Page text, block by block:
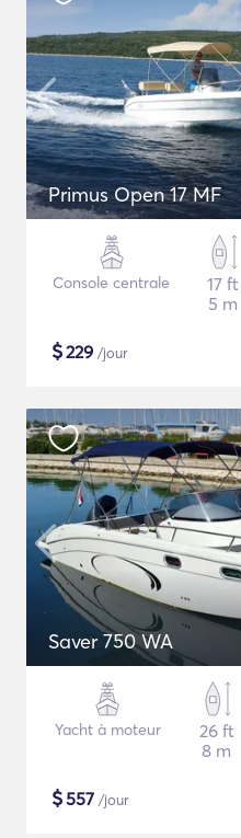
Primus Open 17 MF
Console centrale
17 ft
5 m
$229 /jour
Saver 750 WA
Yacht à moteur
26 ft
8 m
$557 /jour